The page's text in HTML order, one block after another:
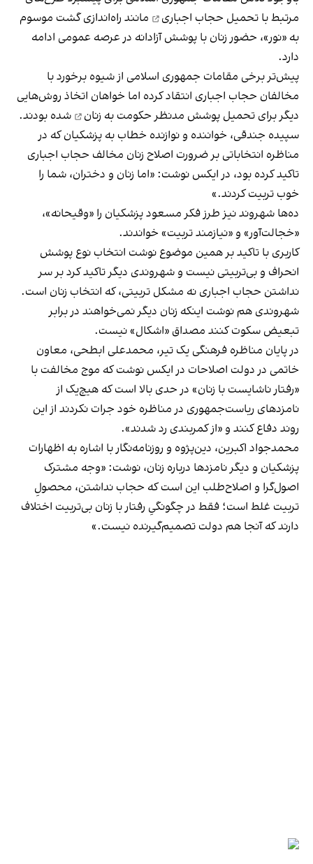
مرتبط با تحمیل حجاب اجباری
مانند راه‌اندازی گشت موسوم
به «نور»، حضور زنان با پوشش آزادانه در عرصه عمومی ادامه
دارد.
پیش‌تر برخی مقامات جمهوری اسلامی از شیوه برخورد با
مخالفان حجاب اجباری انتقاد کرده اما خواهان اتخاذ روش‌هایی
دیگر برای تحمیل پوشش مدنظر حکومت به زنان
شده بودند.
سپیده جندقی، خواننده و نوازنده خطاب به پزشکیان که در
مناظره انتخاباتی بر ضرورت اصلاح زنان مخالف حجاب اجباری
تاکید کرده بود، در ایکس نوشت: «اما زنان و دختران، شما را
خوب تربیت کردند.»
ده‌ها شهروند نیز طرز فکر مسعود پزشکیان را «وقیحانه»،
«خجالت‌آور» و «نیازمند تربیت» خواندند.
کاربری با تاکید بر همین موضوع نوشت انتخاب نوع پوشش
انحراف و بی‌تربیتی نیست و شهروندی دیگر تاکید کرد بر سر
نداشتن حجاب اجباری نه مشکل تربیتی، که انتخاب زنان است.
شهروندی هم نوشت اینکه زنان دیگر نمی‌خواهند در برابر
تبعیض سکوت کنند مصداق «اشکال» نیست.
در پایان مناظره فرهنگی یک تیر، محمدعلی ابطحی، معاون
خاتمی در دولت اصلاحات در ایکس نوشت که موج مخالفت با
«رفتار ناشایست با زنان» در حدی بالا است که هیچ‌یک از
نامزدهای ریاست‌جمهوری در مناظره خود جرات نکردند از این
روند دفاع کنند و «از کمربندی رد شدند».
محمدجواد اکبرین، دین‌پژوه و روزنامه‌نگار با اشاره به اظهارات
پزشکیان و دیگر نامزدها درباره زنان، نوشت: «وجه مشترک
اصول‌گرا و اصلاح‌طلب این است که حجاب نداشتن، محصولِ
تربیت غلط است؛ فقط در چگونگیِ رفتار با زنان بی‌تربیت اختلاف
دارند که آنجا هم دولت تصمیم‌گیرنده نیست.»